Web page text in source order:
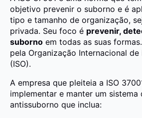
objetivo prevenir o suborno e é
tipo e tamanho de organização,
privada. Seu foco é prevenir,
suborno em todas as suas
pela Organização Internacional
(ISO).
A empresa que pleiteia a ISO
implementar e manter um sistema
antissuborno que inclua: